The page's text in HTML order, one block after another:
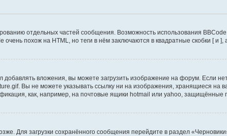
отдельных частей сообщения. Возможность использования
похож на HTML, но теги в нём заключаются в квадратные скобки [ и
вложения, вы можете загрузить изображение на форум. Если
Вы не можете указывать ссылку ни на изображения, хранящиеся на
как, например, на почтовые ящики hotmail или yahoo, защищённые
Для загрузки сохранённого сообщения перейдите в раздел